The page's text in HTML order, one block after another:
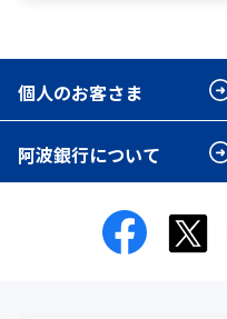
個人のお客さま
阿波銀行について